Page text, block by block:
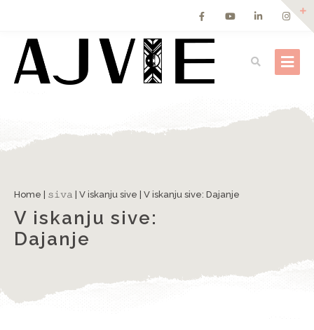
Home 𝚜𝚒𝚟𝚊 V iskanju sive V iskanju sive: Dajanje
V iskanju sive:
Dajanje